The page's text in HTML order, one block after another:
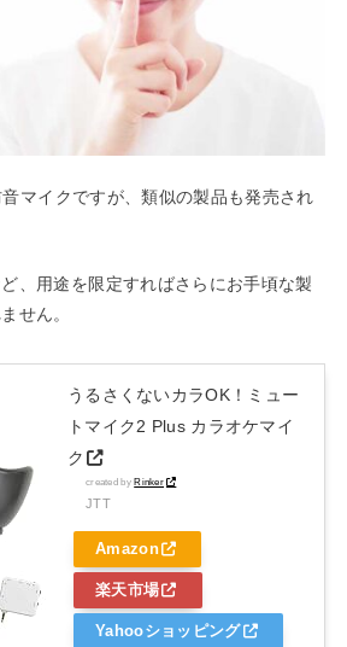
音マイクですが、類似の製品も発売され
、用途を限定すればさらにお手頃な製
せん。
うるさくないカラOK！ミュー
トマイク2 Plus カラオケマイ
ク
created byRinker
JTT
Amazon
楽天市場
Yahooショッピング